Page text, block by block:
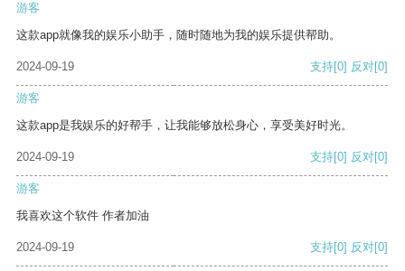
游客
这款app就像我的娱乐小助手，随时随地为我的娱乐提供帮助。
2024-09-19 支持[0] 反对[0]
游客
这款app是我娱乐的好帮手，让我能够放松身心，享受美好时光。
2024-09-19 支持[0] 反对[0]
游客
我喜欢这个软件 作者加油
2024-09-19 支持[0] 反对[0]